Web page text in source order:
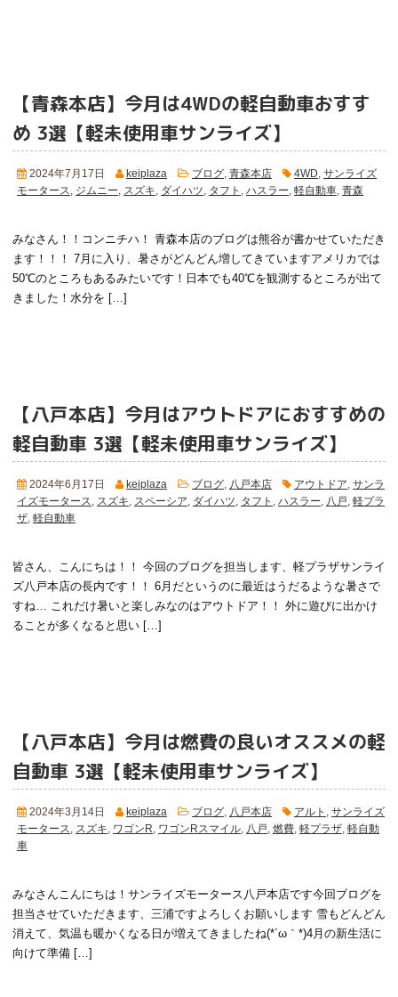
【青森本店】今月は4WDの軽自動車おすす
め 3選 【軽未使用車サンライズ】
2024年7月17日 keiplaza ブログ 青森本店 4WD サンライズ
モータース
ジムニー スズキ ダイハツ タフト ハスラー 軽自動車 青森
みなさん！！コンニチハ！ 青森本店のブログは熊谷が書かせていただき
ます！！！ 7月に入り、暑さがどんどん増してきていますアメリカでは
50℃のところもあるみたいです！日本でも40℃を観測するところが出て
きました！水分を […]
【八戸本店】今月はアウトドアにおすすめの
軽自動車 3選 【軽未使用車サンライズ】
2024年6月17日 keiplaza ブログ 八戸本店 アウトドア サンラ
イズモータース
スズキ スペーシア ダイハツ タフト ハスラー 八戸 軽プラ
ザ 軽自動車
皆さん、こんにちは！！ 今回のブログを担当します、軽プラザサンライ
ズ八戸本店の長内です！！ 6月だというのに最近はうだるような暑さで
すね… これだけ暑いと楽しみなのはアウトドア！！ 外に遊びに出かけ
ることが多くなると思い […]
【八戸本店】今月は燃費の良いオススメの軽
自動車 3選 【軽未使用車サンライズ】
2024年3月14日 keiplaza ブログ 八戸本店 アルト
サンライズ
モータース
スズキ ワゴンR ワゴンRスマイル 八戸 燃費 軽プラザ 軽自動
車
みなさんこんにちは！サンライズモータース八戸本店です今回ブログを
担当させていただきます、三浦ですよろしくお願いします 雪もどんどん
消えて、気温も暖かくなる日が増えてきましたね(*´ω｀*)4月の新生活に
向けて準備 […]